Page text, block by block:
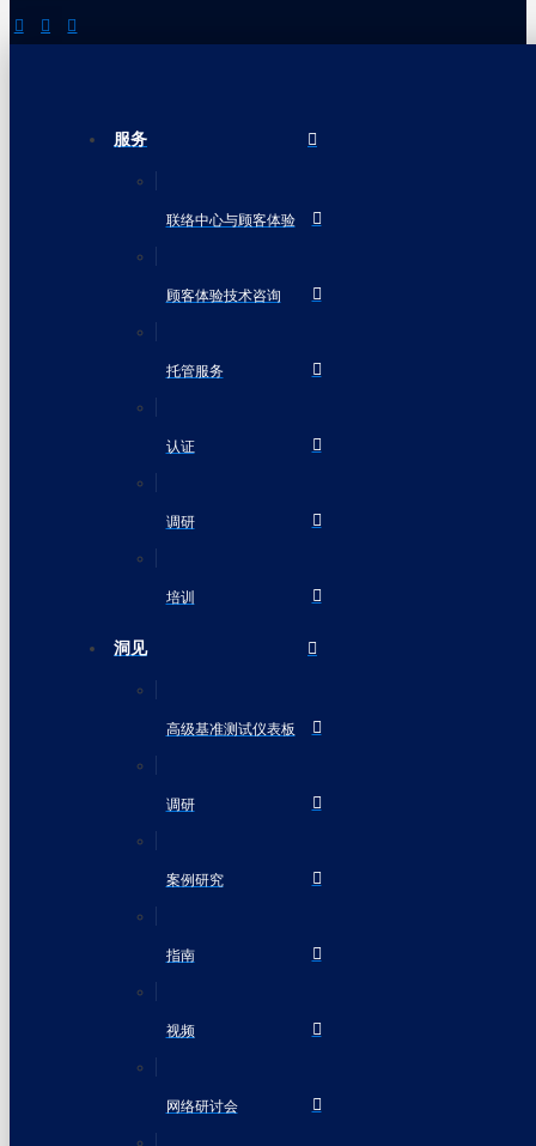
服务
联络中心与顾客体验
顾客体验技术咨询
托管服务
认证
调研
培训
洞见
高级基准测试仪表板
调研
案例研究
指南
视频
网络研讨会